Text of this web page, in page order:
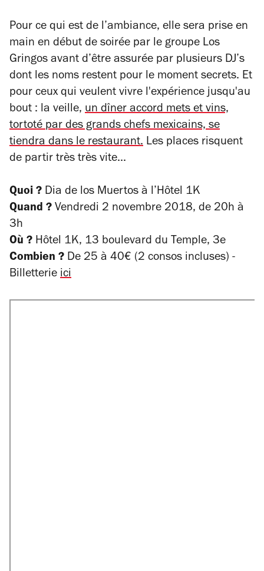
Pour ce qui est de l’ambiance, elle sera prise en
main en début de soirée par le groupe Los
Gringos avant d’être assurée par plusieurs DJ’s
dont les noms restent pour le moment secrets. Et
pour ceux qui veulent vivre l'expérience jusqu'au
bout : la veille, un dîner accord mets et vins,
tortoté par des grands chefs mexicains, se
tiendra dans le restaurant. Les places risquent
de partir très très vite...
Quoi ? Dia de los Muertos à l’Hôtel 1K
Quand ? Vendredi 2 novembre 2018, de 20h à
3h
Où ? Hôtel 1K, 13 boulevard du Temple, 3e
Combien ? De 25 à 40€ (2 consos incluses) -
Billetterie ici